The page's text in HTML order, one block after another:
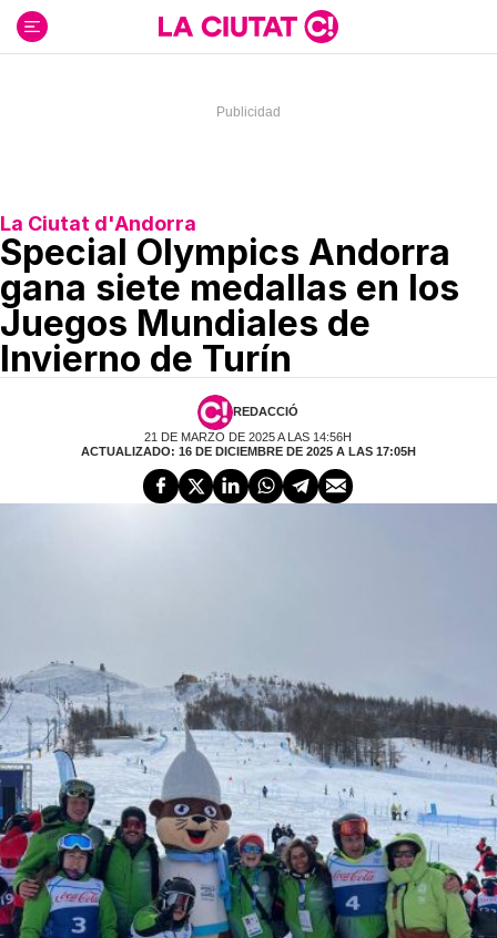
contenido
La Ciutat d'Andorra
Special Olympics Andorra
gana siete medallas en los
Juegos Mundiales de
Invierno de Turín
REDACCIÓ
21 DE MARZO DE 2025 A LAS 14:56H
ACTUALIZADO: 16 DE DICIEMBRE DE 2025 A LAS 17:05H